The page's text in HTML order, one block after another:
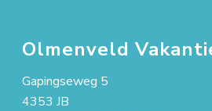
Olmenveld
Gapingseweg 5
4353 JB